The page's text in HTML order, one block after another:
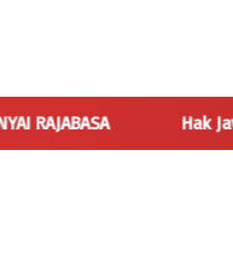
Hak Jawab Disampaikan,